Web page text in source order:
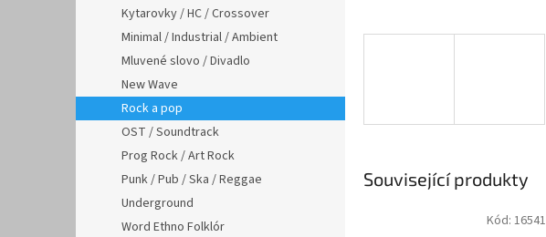
Kytarovky / HC / Crossover
Minimal / Industrial / Ambient
Mluvené slovo / Divadlo
New Wave
Rock a pop
OST / Soundtrack
Prog Rock / Art Rock
Punk / Pub / Ska / Reggae
Underground
Word Ethno Folklór
Související produkty
Kód: 16541